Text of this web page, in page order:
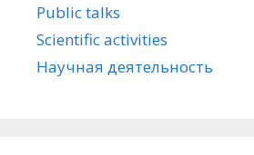
Public talks
Scientific activities
Научная деятельность